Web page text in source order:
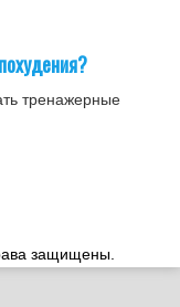
тренажерные
защищены.